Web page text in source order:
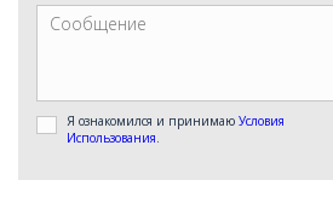
Я ознакомился и принимаю Условия
Использования